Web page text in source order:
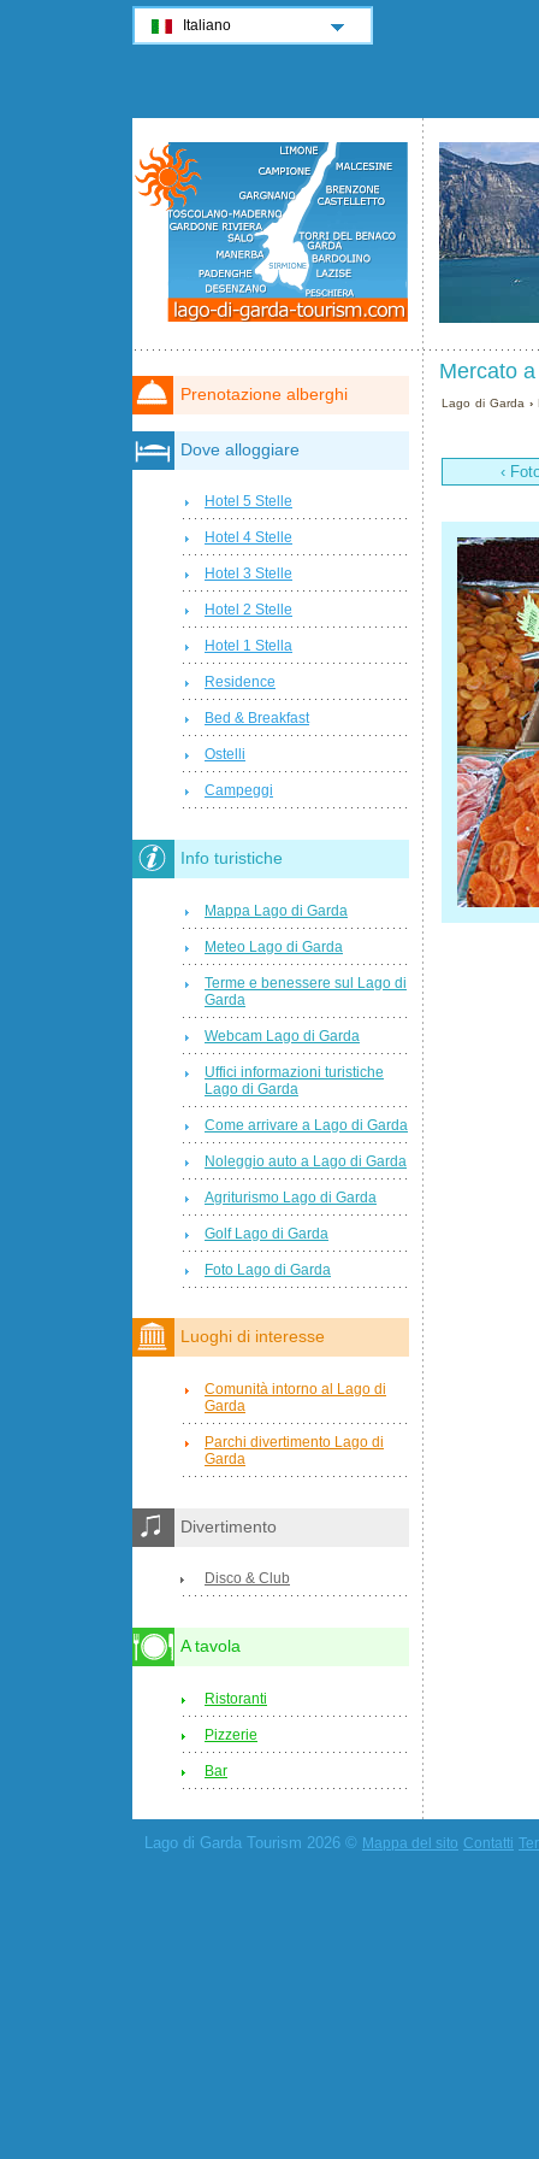
Mercato
Lago di Garda ›
‹
Prenotazione alberghi
Dove alloggiare
Hotel 5 Stelle
Hotel 4 Stelle
Hotel 3 Stelle
Hotel 2 Stelle
Hotel 1 Stella
Residence
Bed & Breakfast
Ostelli
Campeggi
Info turistiche
Mappa Lago di Garda
Meteo Lago di Garda
Terme e benessere sul Lago di
Garda
Webcam Lago di Garda
Uffici informazioni turistiche
Lago di Garda
Come arrivare a Lago di Garda
Noleggio auto a Lago di Garda
Agriturismo Lago di Garda
Golf Lago di Garda
Foto Lago di Garda
Luoghi di interesse
Comunità intorno al Lago di
Garda
Parchi divertimento Lago di
Garda
Divertimento
Disco & Club
A tavola
Ristoranti
Pizzerie
Bar
Lago di Garda Tourism 2026 © Mappa del sito Contatti
Italiano